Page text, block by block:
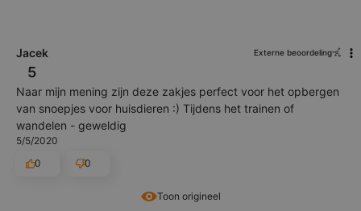
Toon origineel
Jacek Externe beoordeling
5
Naar mijn mening zijn deze zakjes perfect voor het opbergen
van snoepjes voor huisdieren :) Tijdens het trainen of
wandelen - geweldig
5/5/2020
0
0